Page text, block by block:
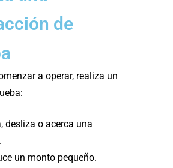
de
a operar, realiza un
desliza o acerca una
un monto pequeño.